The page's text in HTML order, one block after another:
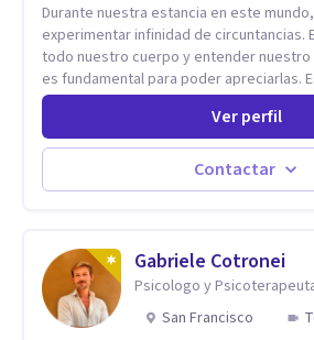
Durante nuestra estancia en este
experimentar infinidad de circuntancias.
todo nuestro cuerpo y entender nuestro maravilloso cerebro,
es fundamental para poder apreciarlas.
Damian esta dispuesta a brindarte una
herramientas fundamentales para
mente, alma y SER. El cómo percibimos y manejamos
nuestros diarios sucesos es el detonator
resultado de efectos impactantes que
es derecho de toda la GENTE.
Ver perfil
Contactar
Gabriele Cotronei
Psicologo y
San Francisco